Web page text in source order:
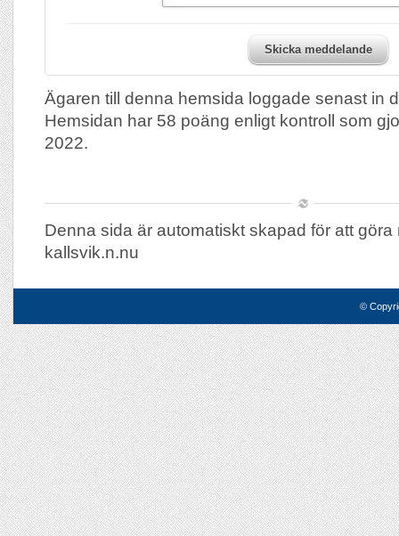
Skicka meddelande
Ägaren till denna hemsida loggade senast in
Hemsidan har 58 poäng enligt kontroll som
2022.
Denna sida är automatiskt skapad för att göra
kallsvik.n.nu
©